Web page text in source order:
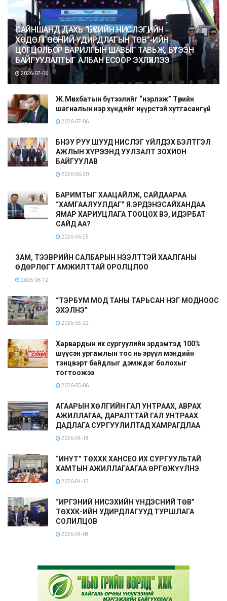
САЙНШАНД ДАХЬ “БҮСИЙН НИСЛЭГИЙН
ХӨДӨЛГӨӨНИЙ УДИРДЛАГЫН ТӨВ”-ИЙН
ЦОГЦОЛБОР БАРИЛГЫН ШАВЫГ ТАВЬЖ, БҮТЭЭН
БАЙГУУЛАЛТЫГ АЛБАН ЁСООР ЭХЛҮҮЛЛЭЭ
2026-07-06
Ж.Мөнхбатын бүтээлийг “нэрлэж” Төрийн
шагналын нэр хүндийг нүүрстэй хутгасангүй
2026-07-06
БНЭУ РУУ ШУУД НИСЛЭГ ҮЙЛДЭХ БЭЛТГЭЛ
АЖЛЫН ХҮРЭЭНД УУЛЗАЛТ ЗОХИОН
БАЙГУУЛАВ
2026-06-30
БАРИМТЫГ ХААЦАЙЛЖ, САЙДААРАА
“ХАМГААЛУУЛДАГ” Я.ЭРДЭНЭСАЙХАНДАА
ЯМАР ХАРИУЦЛАГА ТООЦОХ ВЭ, ИДЭРБАТ
САЙД АА?
2026-06-25
ЗАМ, ТЭЭВРИЙН САЛБАРЫН НЭЭЛТТЭЙ ХААЛГАНЫ
ӨДӨРЛӨГТ АМЖИЛТТАЙ ОРОЛЦЛОО
2026-06-12
“ТЭРБУМ МОД ТАНЫ ТАРЬСАН НЭГ МОДНООС
ЭХЭЛНЭ”
2026-05-22
Харвардын их сургуулийн эрдэмтэд 100%
шүүсэн ургамлын тос нь эрүүл мэндийн
тэнцвэрт байдлыг дэмждэг болохыг
тогтоожээ
2026-05-06
АГААРЫН ХӨЛГИЙН ГАЛ УНТРААХ, АВРАХ
АЖИЛЛАГАА, ДАРАЛТТАЙ ГАЛ УНТРААХ
ДАДЛАГА СУРГУУЛИЛТАД ХАМРАГДЛАА
2026-04-18
“ИНҮТ” ТӨХХК ХАНСЕО ИХ СУРГУУЛЬТАЙ
ХАМТЫН АЖИЛЛАГААГАА ӨРГӨЖҮҮЛНЭ
2026-04-12
“ИРГЭНИЙ НИСЭХИЙН ҮНДЭСНИЙ ТӨВ”
ТӨХХК-ИЙН УДИРДЛАГУУД ТУРШЛАГА
СОЛИЛЦОВ
2026-04-08